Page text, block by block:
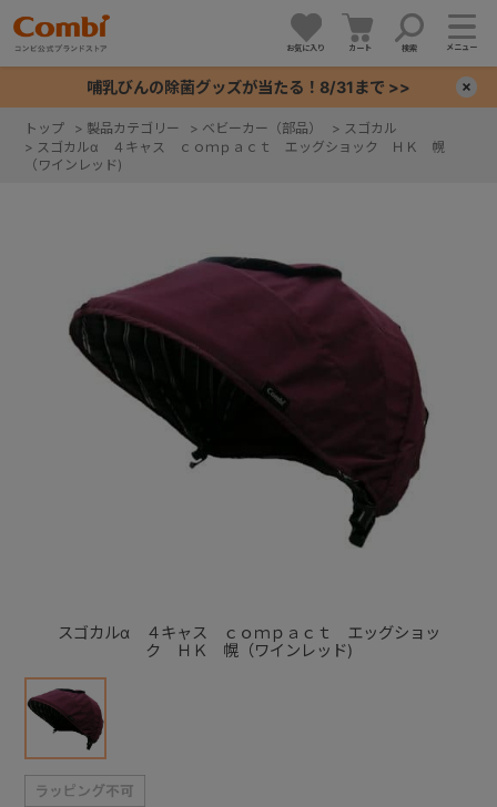
お気に入り カート 検索 メニュー
哺乳びんの除菌グッズが当たる！8/31まで >>
トップ > 製品カテゴリー > ベビーカー（部品） > スゴカル
> スゴカルα ４キャス ｃｏｍｐａｃｔ エッグショック ＨＫ 幌
（ワインレッド)
スゴカルα ４キャス ｃｏｍｐａｃｔ エッグショッ
ク ＨＫ 幌（ワインレッド)